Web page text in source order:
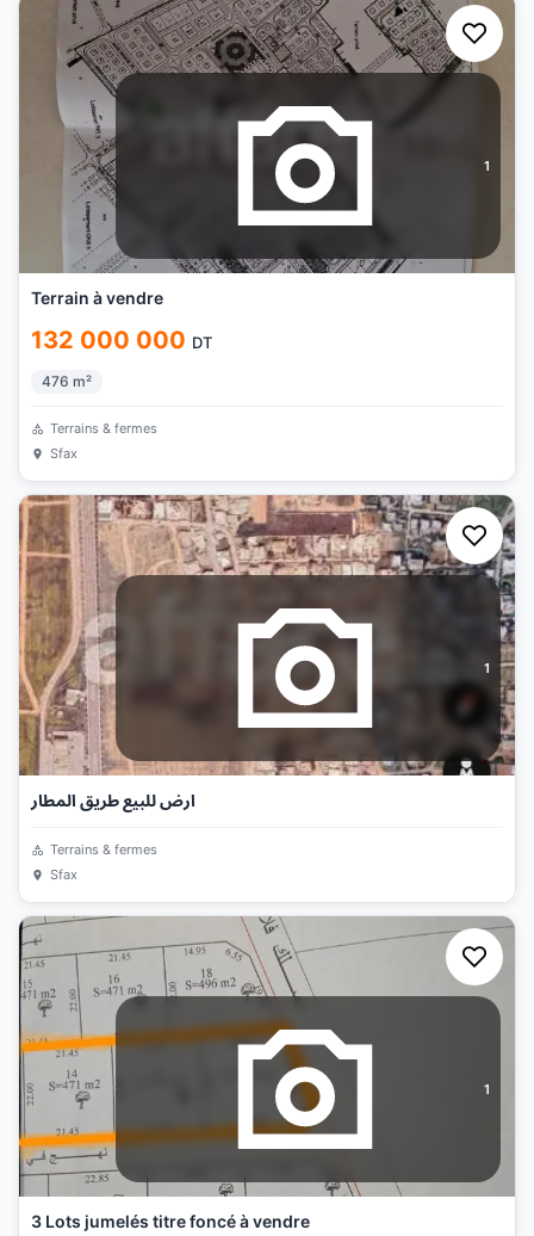
1
Terrain à vendre
132 000 000 DT
476 m²
Terrains & fermes
Sfax
1
ارض للبيع طريق المطار
Terrains & fermes
Sfax
1
3 Lots jumelés titre foncé à vendre